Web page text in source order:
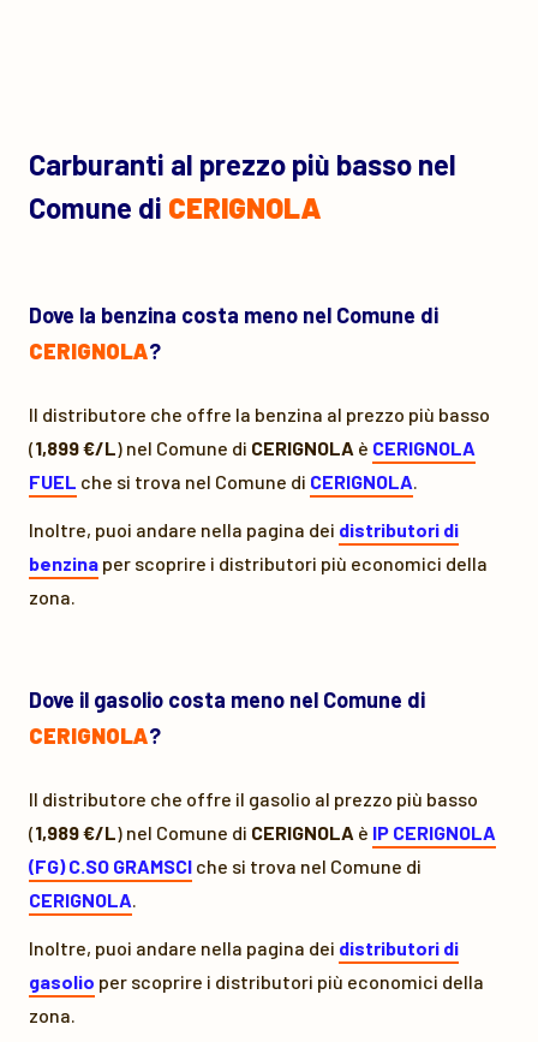
Carburanti al prezzo più basso nel
Comune di CERIGNOLA
Dove la benzina costa meno nel Comune di
CERIGNOLA?
Il distributore che offre la benzina al prezzo più basso
(1,899 €/L) nel Comune di CERIGNOLA è CERIGNOLA
FUEL che si trova nel Comune di CERIGNOLA.
Inoltre, puoi andare nella pagina dei distributori di
benzina per scoprire i distributori più economici della
zona.
Dove il gasolio costa meno nel Comune di
CERIGNOLA?
Il distributore che offre il gasolio al prezzo più basso
(1,989 €/L) nel Comune di CERIGNOLA è IP CERIGNOLA
(FG) C.SO GRAMSCI che si trova nel Comune di
CERIGNOLA.
Inoltre, puoi andare nella pagina dei distributori di
gasolio per scoprire i distributori più economici della
zona.